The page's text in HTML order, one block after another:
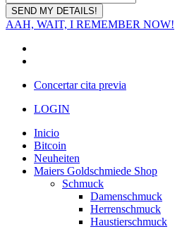
AAH, WAIT, I REMEMBER NOW!
Concertar cita previa
LOGIN
Inicio
Bitcoin
Neuheiten
Maiers Goldschmiede Shop
Schmuck
Damenschmuck
Herrenschmuck
Haustierschmuck